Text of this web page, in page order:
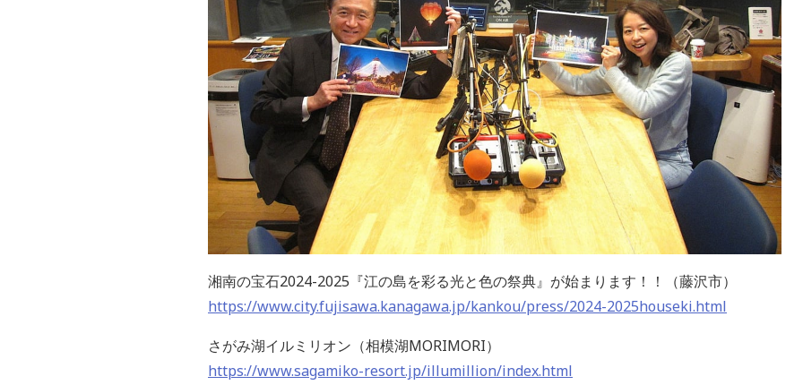
湘南の宝石2024-2025『江の島を彩る光と色の祭典』が始まります！！（藤沢市）
https://www.city.fujisawa.kanagawa.jp/kankou/press/2024-2025houseki.html
さがみ湖イルミリオン（相模湖MORIMORI）
https://www.sagamiko-resort.jp/illumillion/index.html